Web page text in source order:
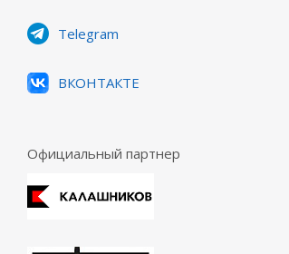
Telegram
ВКОНТАКТЕ
Официальный партнер